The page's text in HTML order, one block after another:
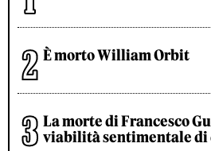
È morto William Orbit
La morte di Francesco
viabilità sentimentale di